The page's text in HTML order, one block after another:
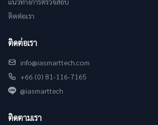
ติดต่อเรา
ติดต่อเรา
info@iasmarttech.com
+66 (0) 81-116-7165
@iasmarttech
ติดตามเรา